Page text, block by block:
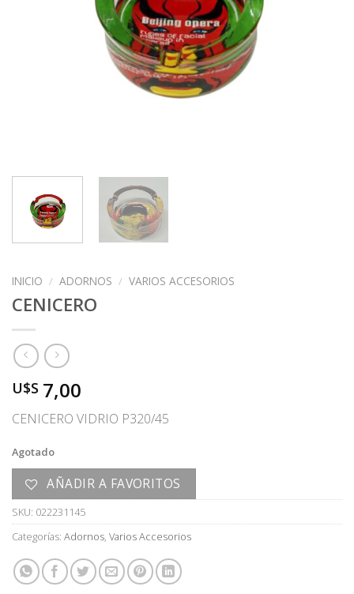
INICIO / ADORNOS / VARIOS ACCESORIOS
CENICERO
U$S 7,00
CENICERO VIDRIO P320/45
Agotado
AÑADIR A FAVORITOS
SKU: 022231145
Categorías: Adornos, Varios Accesorios